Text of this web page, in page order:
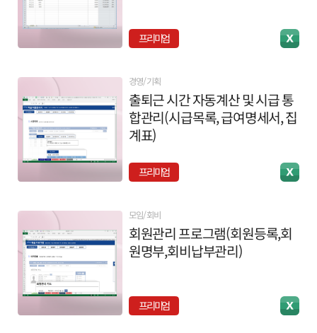
프리미엄
경영/기획
출퇴근 시간 자동계산 및 시급 통
합관리(시급목록, 급여명세서, 집
계표)
프리미엄
모임/회비
회원관리 프로그램(회원등록,회
원명부,회비납부관리)
프리미엄